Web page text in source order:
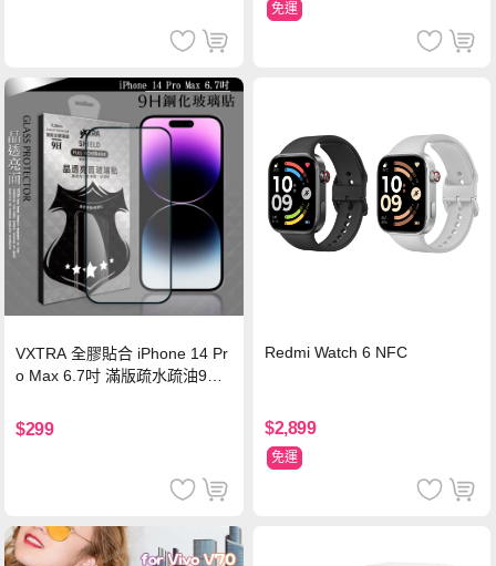
免運
VXTRA 全膠貼合 iPhone 14 Pr
o Max 6.7吋 滿版疏水疏油9H
$299
Redmi Watch 6 NFC
$2,899
免運